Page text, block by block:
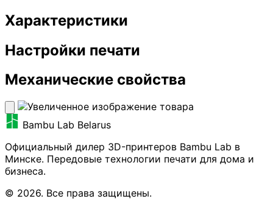
Характеристики
Настройки печати
Механические свойства
Bambu Lab Belarus
Официальный дилер 3D-принтеров Bambu Lab в
Минске. Передовые технологии печати для дома и
бизнеса.
© 2026. Все права защищены.